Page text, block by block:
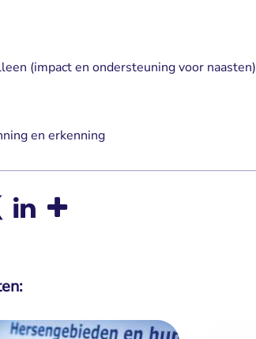
(impact en ondersteuning voor naasten)
en erkenning